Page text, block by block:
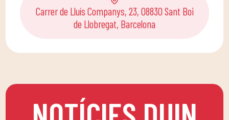
Carrer de Lluís Companys, 23, 08830 Sant Boi
de Llobregat, Barcelona